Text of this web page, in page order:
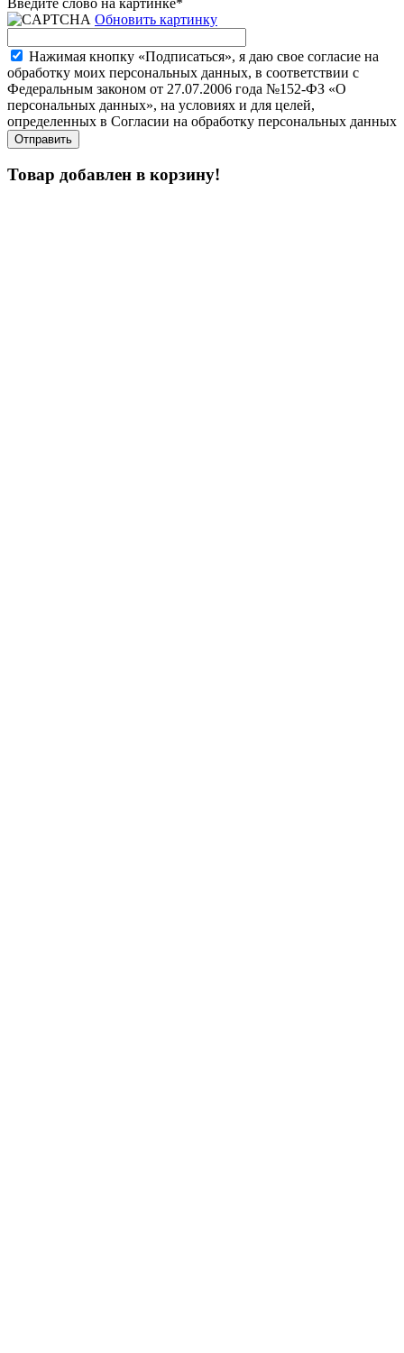
Обновить картинку
Нажимая кнопку «Подписаться», я даю свое согласие на
обработку моих персональных данных, в соответствии с
Федеральным законом от 27.07.2006 года №152-ФЗ «О
персональных данных», на условиях и для целей,
определенных в Согласии на обработку персональных данных
Товар добавлен в корзину!